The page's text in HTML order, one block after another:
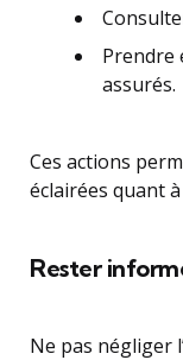
Prendre
assurés.
Ces actions
éclairées quant
Rester
Ne pas négliger